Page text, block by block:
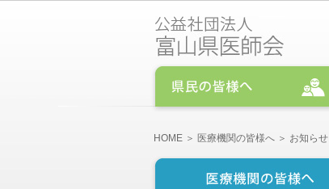
HOME ＞ 医療機関の皆様へ ＞ お知らせ